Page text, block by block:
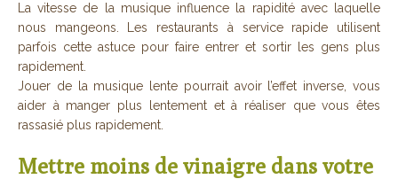
La vitesse de la musique influence la rapidité avec laquelle
nous mangeons. Les restaurants à service rapide utilisent
parfois cette astuce pour faire entrer et sortir les gens plus
rapidement.
Jouer de la musique lente pourrait avoir l’effet inverse, vous
aider à manger plus lentement et à réaliser que vous êtes
rassasié plus rapidement.
Mettre moins de vinaigre dans votre